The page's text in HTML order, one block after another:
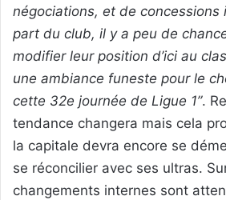
négociations, et de concessions
part du club, il y a peu de
modifier leur position d’ici au
une ambiance funeste pour le
cette 32e journée de Ligue 1”.
tendance changera mais cela
la capitale devra encore se
se réconcilier avec ses ultras.
changements internes sont